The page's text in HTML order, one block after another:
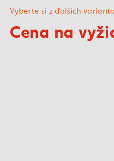
Vyberte si z ďalších
Cena na